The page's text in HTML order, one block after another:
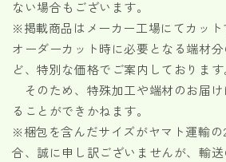
ない場合もございます。
※掲載商品はメーカー工場にてカット
オーダーカット時に必要となる端材
ど、特別な価格でご案内しております
そのため、特殊加工や端材のお届
ることができかねます。
※梱包を含んだサイズがヤマト運輸
合、誠に申し訳ございませんが、輸